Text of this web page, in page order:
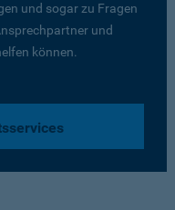
und sogar zu Fragen
und
können.